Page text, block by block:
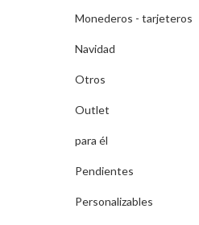
Monederos - tarjeteros
Navidad
Otros
Outlet
para él
Pendientes
Personalizables